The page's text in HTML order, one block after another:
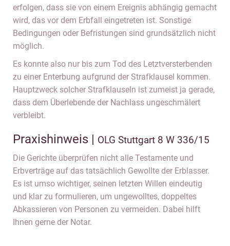
erfolgen, dass sie von einem Ereignis abhängig gemacht
wird, das vor dem Erbfall eingetreten ist. Sonstige
Bedingungen oder Befristungen sind grundsätzlich nicht
möglich.
Es konnte also nur bis zum Tod des Letztversterbenden
zu einer Enterbung aufgrund der Strafklausel kommen.
Hauptzweck solcher Strafklauseln ist zumeist ja gerade,
dass dem Überlebende der Nachlass ungeschmälert
verbleibt.
Praxishinweis | OLG Stuttgart 8 W 336/15
Die Gerichte überprüfen nicht alle Testamente und
Erbverträge auf das tatsächlich Gewollte der Erblasser.
Es ist umso wichtiger, seinen letzten Willen eindeutig
und klar zu formulieren, um ungewolltes, doppeltes
Abkassieren von Personen zu vermeiden. Dabei hilft
Ihnen gerne der Notar.